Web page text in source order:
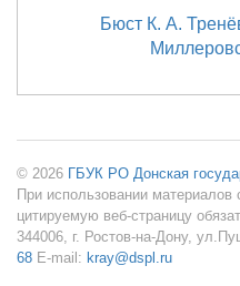
Бюст К. А.
© 2026 ГБУК РО Донская
При использовании
цитируемую веб-страницу
344006, г. Ростов-на-Дону,
68 E-mail: kray@dspl.ru